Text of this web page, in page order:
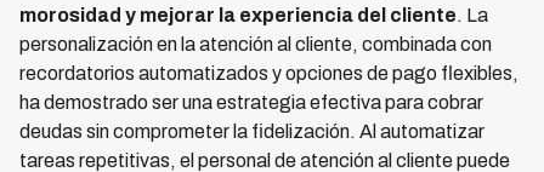
morosidad y mejorar la experiencia del cliente. La
personalización en la atención al cliente, combinada con
recordatorios automatizados y opciones de pago flexibles,
ha demostrado ser una estrategia efectiva para cobrar
deudas sin comprometer la fidelización. Al automatizar
tareas repetitivas, el personal de atención al cliente puede